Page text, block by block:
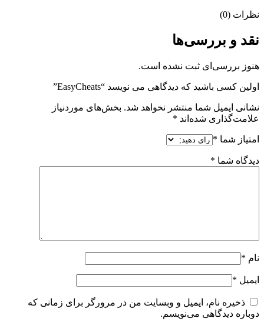
نظرات (0)
نقد و بررسی‌ها
هنوز بررسی‌ای ثبت نشده است.
اولین کسی باشید که دیدگاهی می نویسد “EasyCheats”
نشانی ایمیل شما منتشر نخواهد شد. بخش‌های موردنیاز
علامت‌گذاری شده‌اند *
امتیاز شما *
دیدگاه شما *
نام *
ایمیل *
ذخیره نام، ایمیل و وبسایت من در مرورگر برای زمانی که
دوباره دیدگاهی می‌نویسم.